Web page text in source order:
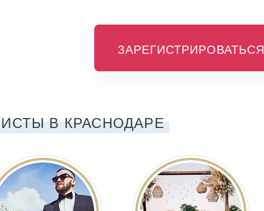
ЗАРЕГИСТРИРОВАТЬСЯ
В КРАСНОДАРЕ